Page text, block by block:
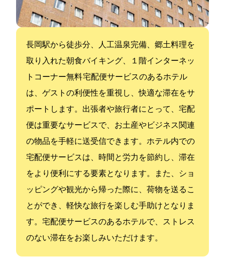
長岡駅から徒歩1分、人工温泉完備、郷土料理を
取り入れた朝食バイキング、１階インターネッ
トコーナー無料 宅配便サービスのあるホテル
は、ゲストの利便性を重視し、快適な滞在をサ
ポートします。出張者や旅行者にとって、宅配
便は重要なサービスで、お土産やビジネス関連
の物品を手軽に送受信できます。ホテル内での
宅配便サービスは、時間と労力を節約し、滞在
をより便利にする要素となります。また、ショ
ッピングや観光から帰った際に、荷物を送るこ
とができ、軽快な旅行を楽しむ手助けとなりま
す。宅配便サービスのあるホテルで、ストレス
のない滞在をお楽しみいただけます。